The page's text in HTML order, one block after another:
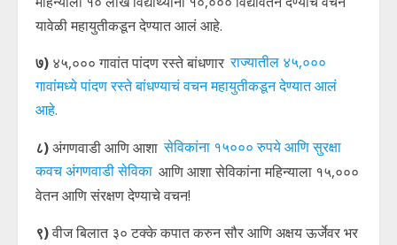
यावेळी महायुतीकडून देण्यात आलं आहे.
७) ४५,००० गावांत पांदण रस्ते बांधणार राज्यातील ४५,०००
गावांमध्ये पांदण रस्ते बांधण्याचं वचन महायुतीकडून देण्यात आलं
आहे.
८)अंगणवाडी आणि आशा सेविकांना १५००० रुपये आणि सुरक्षा
कवच अंगणवाडी सेविका आणि आशा सेविकांना महिन्याला १५,०००
वेतन आणि संरक्षण देण्याचे वचन!
९)वीज बिलात ३० टक्के कपात करुन सौर आणि अक्षय ऊर्जेवर भर